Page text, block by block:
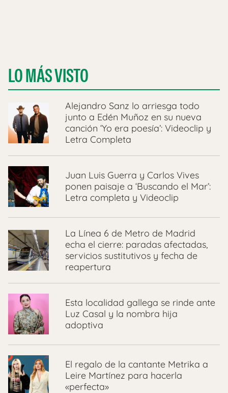
LO MÁS VISTO
Alejandro Sanz lo arriesga todo
junto a Edén Muñoz en su nueva
canción ‘Yo era poesía’: Videoclip y
Letra Completa
Juan Luis Guerra y Carlos Vives
ponen paisaje a ‘Buscando el Mar’:
Letra completa y Videoclip
La Línea 6 de Metro de Madrid
echa el cierre: paradas afectadas,
servicios sustitutivos y fecha de
reapertura
Esta localidad gallega se rinde ante
Luz Casal y la nombra hija
adoptiva
El regalo de la cantante Metrika a
Leire Martínez para hacerla
«perfecta»